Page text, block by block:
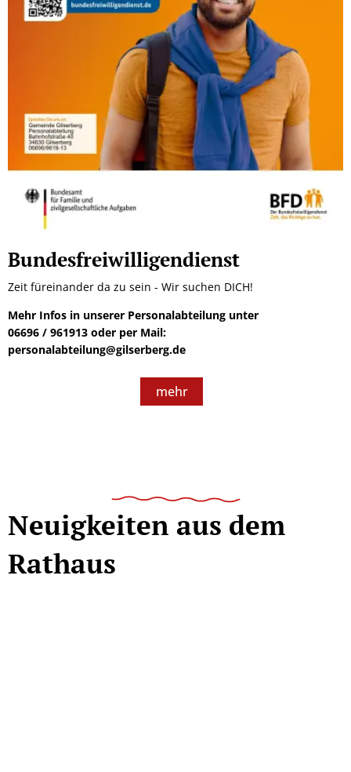
Bundesfreiwilligendienst
Zeit füreinander da zu sein - Wir suchen DICH!
Mehr Infos in unserer Personalabteilung unter
06696 / 961913 oder per Mail:
personalabteilung@gilserberg.de
mehr
Neuigkeiten aus dem
Rathaus